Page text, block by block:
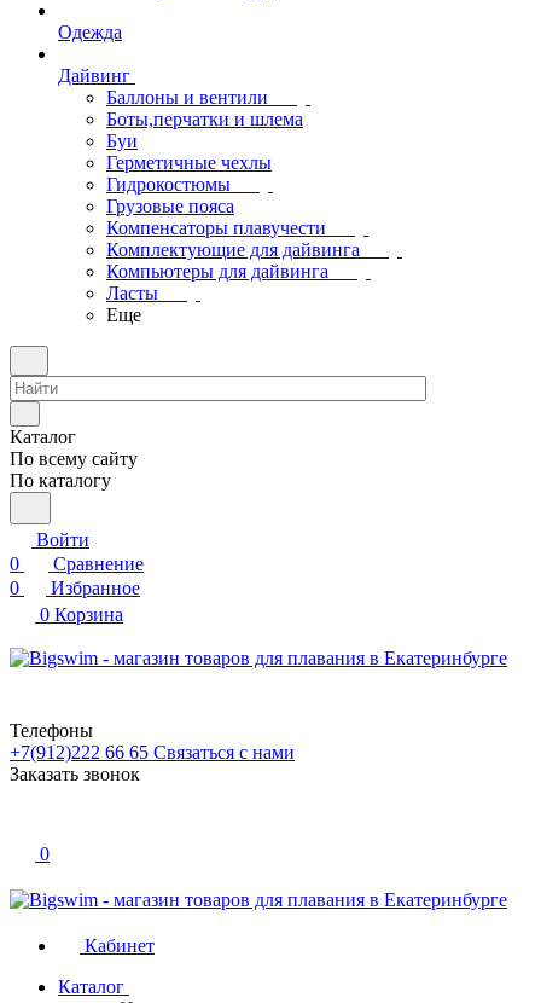
Одежда
Дайвинг
Баллоны и вентили
Боты,перчатки и шлема
Буи
Герметичные чехлы
Гидрокостюмы
Грузовые пояса
Компенсаторы плавучести
Комплектующие для дайвинга
Компьютеры для дайвинга
Ласты
Еще
Каталог
По всему сайту
По каталогу
Войти
0
Сравнение
0
Избранное
0 Корзина
Телефоны
+7(912)222 66 65 Связаться с нами
Заказать звонок
0
Кабинет
Каталог